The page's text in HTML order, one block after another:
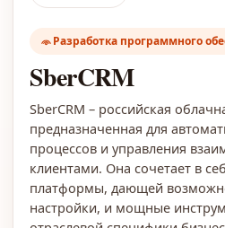
Разработка программного
SberCRM
SberCRM – российская
предназначенная для
процессов и управления
клиентами. Она сочетает в
платформы, дающей
настройки, и мощные